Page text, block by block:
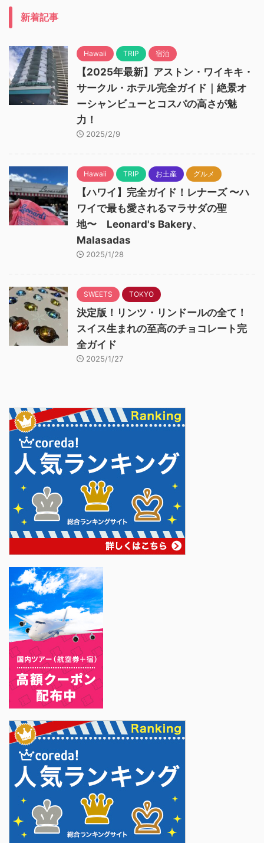
新着記事
Hawaii TRIP 宿泊
【2025年最新】アストン・ワイキキ・
サークル・ホテル完全ガイド｜絶景オ
ーシャンビューとコスパの高さが魅
力！
2025/2/9
Hawaii TRIP お土産 グルメ
【ハワイ】完全ガイド！レナーズ 〜ハ
ワイで最も愛されるマラサダの聖
地〜 Leonard's Bakery、
Malasadas
2025/1/28
SWEETS TOKYO
決定版！リンツ・リンドールの全て！
スイス生まれの至高のチョコレート完
全ガイド
2025/1/27